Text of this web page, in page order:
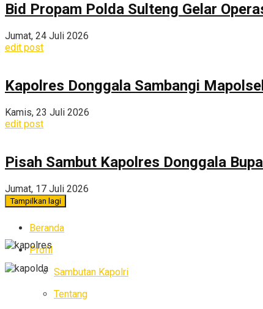
Bid Propam Polda Sulteng Gelar
Jumat, 24 Juli 2026
edit post
Kapolres Donggala Sambangi
Kamis, 23 Juli 2026
edit post
Pisah Sambut Kapolres Donggala
Jumat, 17 Juli 2026
Tampilkan lagi
Beranda
Profil
Sambutan Kapolri
Tentang